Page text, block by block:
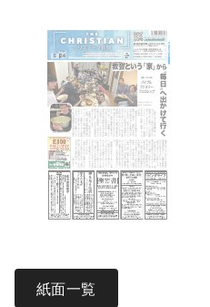
紙面一覧